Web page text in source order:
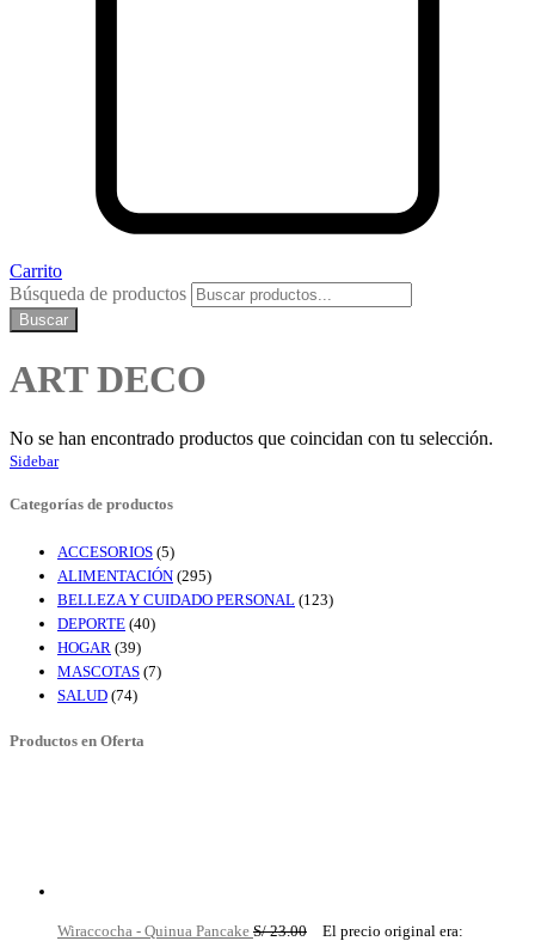
Carrito
Búsqueda de productos
Buscar
ART DECO
No se han encontrado productos que coincidan con tu selección.
Sidebar
Categorías de productos
ACCESORIOS (5)
ALIMENTACIÓN (295)
BELLEZA Y CUIDADO PERSONAL (123)
DEPORTE (40)
HOGAR (39)
MASCOTAS (7)
SALUD (74)
Productos en Oferta
Wiraccocha - Quinua Pancake S/23.00
El precio original era: